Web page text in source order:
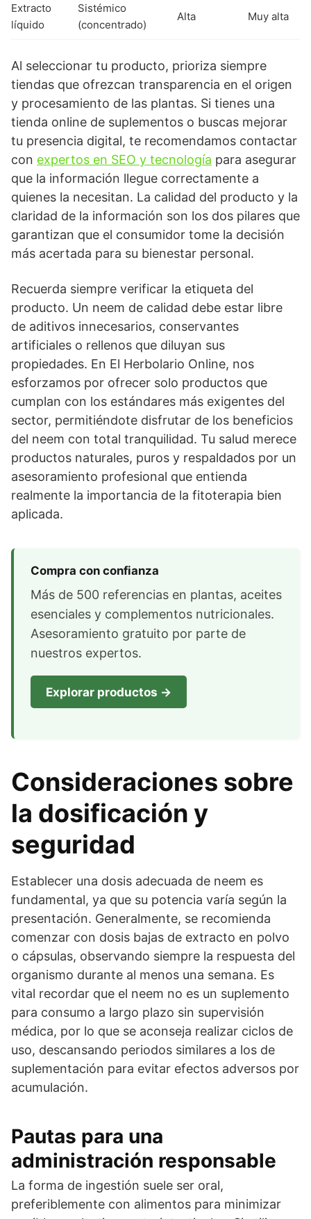
Extracto
líquido
Sistémico
(concentrado)
Alta Muy alta
Al seleccionar tu producto, prioriza siempre
tiendas que ofrezcan transparencia en el origen
y procesamiento de las plantas. Si tienes una
tienda online de suplementos o buscas mejorar
tu presencia digital, te recomendamos contactar
con expertos en SEO y tecnología para asegurar
que la información llegue correctamente a
quienes la necesitan. La calidad del producto y la
claridad de la información son los dos pilares que
garantizan que el consumidor tome la decisión
más acertada para su bienestar personal.
Recuerda siempre verificar la etiqueta del
producto. Un neem de calidad debe estar libre
de aditivos innecesarios, conservantes
artificiales o rellenos que diluyan sus
propiedades. En El Herbolario Online, nos
esforzamos por ofrecer solo productos que
cumplan con los estándares más exigentes del
sector, permitiéndote disfrutar de los beneficios
del neem con total tranquilidad. Tu salud merece
productos naturales, puros y respaldados por un
asesoramiento profesional que entienda
realmente la importancia de la fitoterapia bien
aplicada.
Compra con confianza
Más de 500 referencias en plantas, aceites
esenciales y complementos nutricionales.
Asesoramiento gratuito por parte de
nuestros expertos.
Explorar productos →
Consideraciones sobre
la dosificación y
seguridad
Establecer una dosis adecuada de neem es
fundamental, ya que su potencia varía según la
presentación. Generalmente, se recomienda
comenzar con dosis bajas de extracto en polvo
o cápsulas, observando siempre la respuesta del
organismo durante al menos una semana. Es
vital recordar que el neem no es un suplemento
para consumo a largo plazo sin supervisión
médica, por lo que se aconseja realizar ciclos de
uso, descansando periodos similares a los de
suplementación para evitar efectos adversos por
acumulación.
Pautas para una
administración responsable
La forma de ingestión suele ser oral,
preferiblemente con alimentos para minimizar